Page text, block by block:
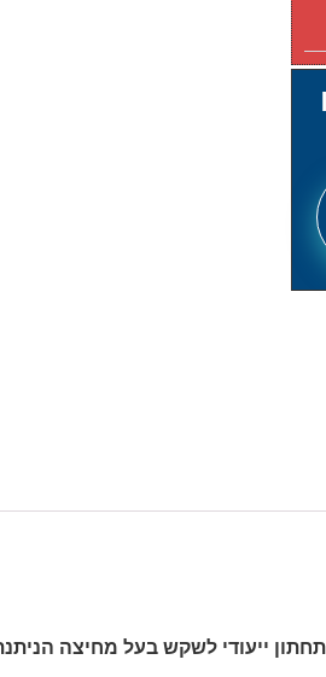
ייעודי לשקש בעל מחיצה